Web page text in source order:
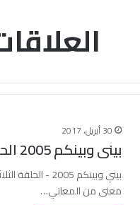
30 أبريل، 2017
بينى وبينكم 2005 الحلقة الثلاثون العلاقات الاسرية
معنى من المعاني…